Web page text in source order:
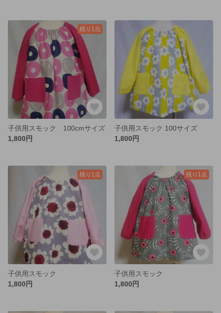
残り1点
子供用スモック 100cmサイズ
1,800円
子供用スモック 100サイズ
1,800円
残り1点
子供用スモック
1,800円
残り1点
子供用スモック
1,800円